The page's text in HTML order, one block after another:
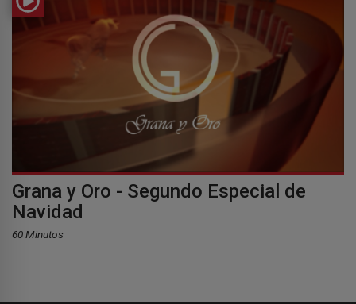
Grana y Oro - Segundo Especial de
Navidad
60 Minutos